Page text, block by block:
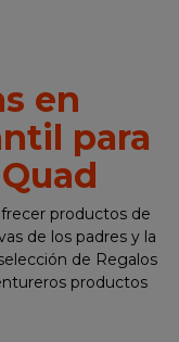
en
para
productos de
de los padres y la
de Regalos
productos